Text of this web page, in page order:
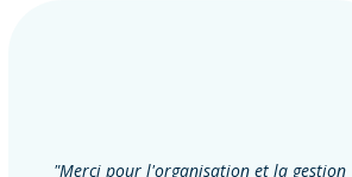
"Merci pour l'organisation et la gestion